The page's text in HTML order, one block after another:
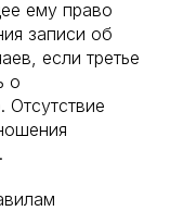
ему право
записи об
если третье
о
Отсутствие